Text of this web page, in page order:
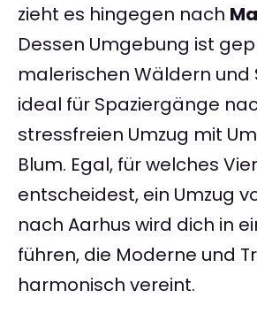
zieht es hingegen nach
Dessen Umgebung ist
malerischen Wäldern und
ideal für Spaziergänge
stressfreien Umzug mit
Blum. Egal, für welches
entscheidest, ein Umzug
nach Aarhus wird dich in
führen, die Moderne und
harmonisch vereint.